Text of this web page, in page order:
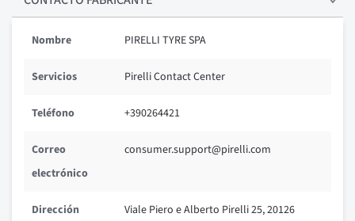
Nombre PIRELLI TYRE SPA
Servicios Pirelli Contact Center
Teléfono +390264421
Correo
electrónico
consumer.support@pirelli.com
Dirección
Viale Piero e Alberto Pirelli 25, 20126